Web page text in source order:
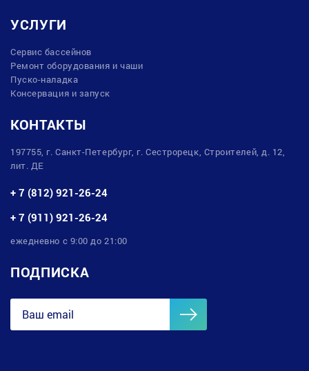
УСЛУГИ
Сервис бассейнов
Ремонт оборудования и чаши
Пуско-наладка
Консервация и запуск
КОНТАКТЫ
197755, г. Санкт-Петербург, г. Сестрорецк, Строителей, д. 12,
лит. ДЕ
+ 7 (812) 921-26-24
+ 7 (911) 921-26-24
ежедневно с 9:00 до 21:00
ПОДПИСКА